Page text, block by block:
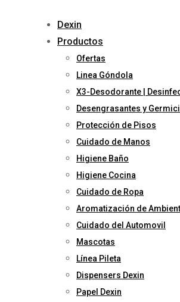
Dexin
Productos
Ofertas
Linea Góndola
X3-Desodorante |
Desengrasantes y
Protección de Pisos
Cuidado de Manos
Higiene Baño
Higiene Cocina
Cuidado de Ropa
Aromatización de
Cuidado del Automovil
Mascotas
Línea Pileta
Dispensers Dexin
Papel Dexin